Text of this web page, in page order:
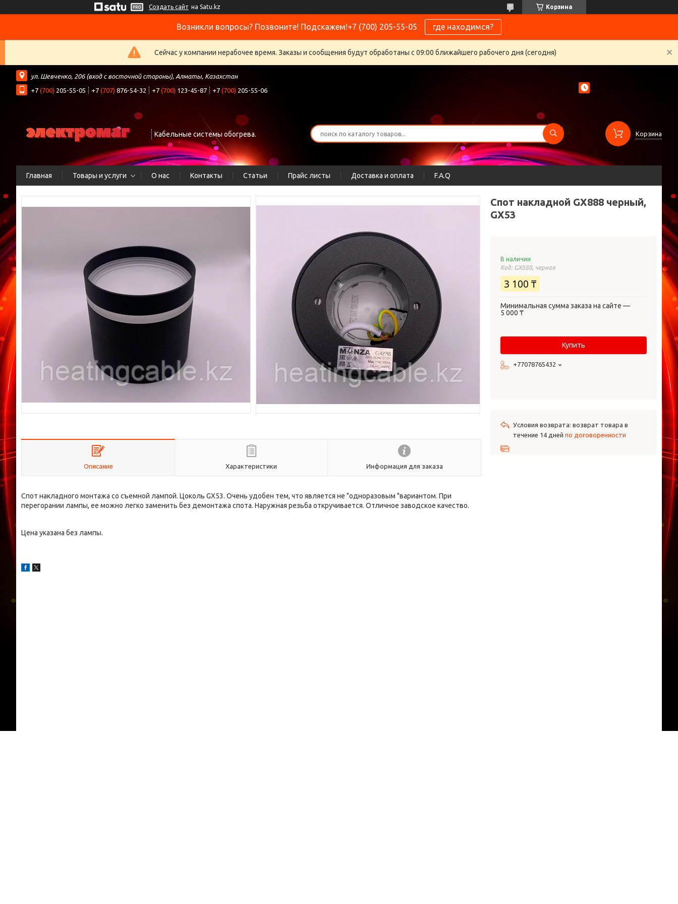
Создать сайт на Satu.kz Корзина
Возникли вопросы? Позвоните! Подскажем!+7 (700) 205-55-05 где находимся?
Сейчас у компании нерабочее время. Заказы и сообщения будут обработаны с 09:00 ближайшего рабочего дня (сегодня)
ул. Шевченко, 206 (вход с восточной стороны), Алматы, Казахстан
+7 (700) 205-55-05 +7 (707) 876-54-32 +7 (700) 123-45-87 +7 (700) 205-55-06
Кабельные системы обогрева. Корзина
Главная Товары и услуги О нас Контакты Статьи Прайс листы Доставка и оплата F.A.Q
Описание Характеристики Информация для заказа
Спот накладного монтажа со съемной лампой. Цоколь GX53. Очень удобен тем, что является не "одноразовым "вариантом. При
перегорании лампы, ее можно легко заменить без демонтажа спота. Наружная резьба откручивается. Отличное заводское качество.
Цена указана без лампы.
Спот накладной GX888 черный,
GX53
В наличии
Код: GX888, черная
3 100 ₸
Минимальная сумма заказа на сайте —
5 000 ₸
Купить
+77078765432
возврат товара в
течение 14 дней по договоренности